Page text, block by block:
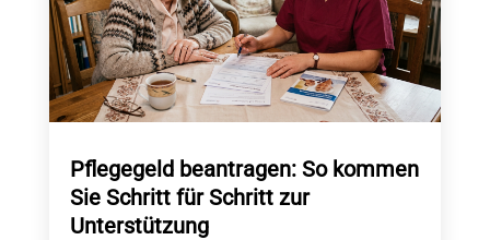
Pflegegeld beantragen: So kommen
Sie Schritt für Schritt zur
Unterstützung